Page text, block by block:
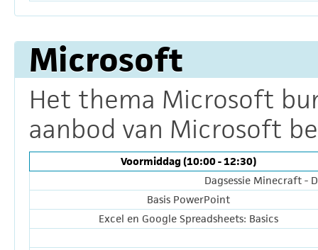
Microsoft
Het thema Microsoft
aanbod van Microsoft
Voormiddag (10:00 - 12:30)
Dagsessie Minecraft -
Basis PowerPoint
Excel en Google Spreadsheets: Basics